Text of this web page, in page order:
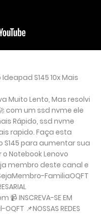
S145 10x Mais
Muito Lento, Mas resolvi
com um ssd nvme ele
Rápido, ssd nvme
rapido. Faça esta
S145 para aumentar sua
Notebook Lenovo
membro deste canal e
FamiliaOQFT
INSCREVA-SE EM
📌NOSSAS REDES